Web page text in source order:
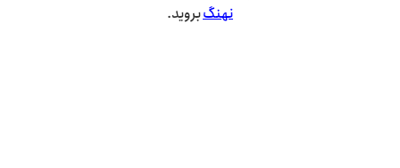
نهنگبروید.